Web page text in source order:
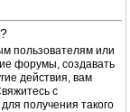
пользователям или
форумы, создавать
действия, вам
с
получения такого